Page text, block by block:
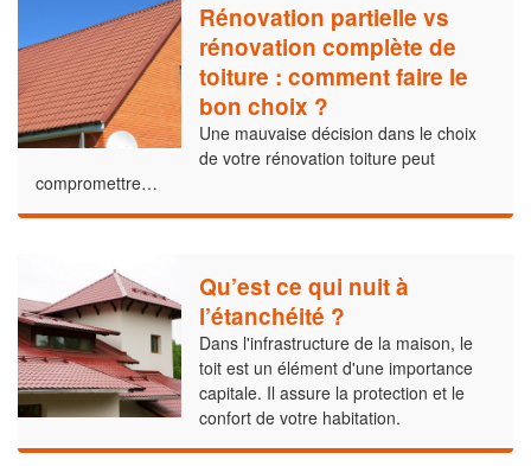
Rénovation partielle vs
rénovation complète de
toiture : comment faire le
bon choix ?
Une mauvaise décision dans le choix
de votre rénovation toiture peut
compromettre…
Qu’est ce qui nuit à
l’étanchéité ?
Dans l'infrastructure de la maison, le
toit est un élément d'une importance
capitale. Il assure la protection et le
confort de votre habitation.